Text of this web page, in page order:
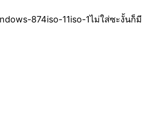
874iso-11iso-1ไม่ใส่ซะงั้นก็มี